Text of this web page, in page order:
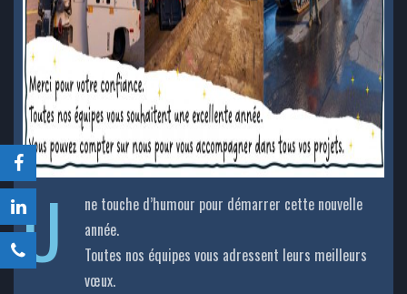
U
ne touche d’humour pour démarrer cette nouvelle
année.
Toutes nos équipes vous adressent leurs meilleurs
vœux.